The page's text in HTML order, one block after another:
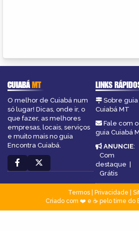
CUIABÁMT
O melhor de Cuiabá num
só lugar! Dicas, onde ir, o
que fazer, as melhores
empresas, locais, serviços
e muito mais no guia
Encontra Cuiabá.
LINKS
Sobre guia
Cuiabá MT
Fale com o
guia Cuiabá
ANUNCIE:
Com
destaque |
Grátis
Termos| Privacidade
Criado com ❤️ e ☕ pelo time do